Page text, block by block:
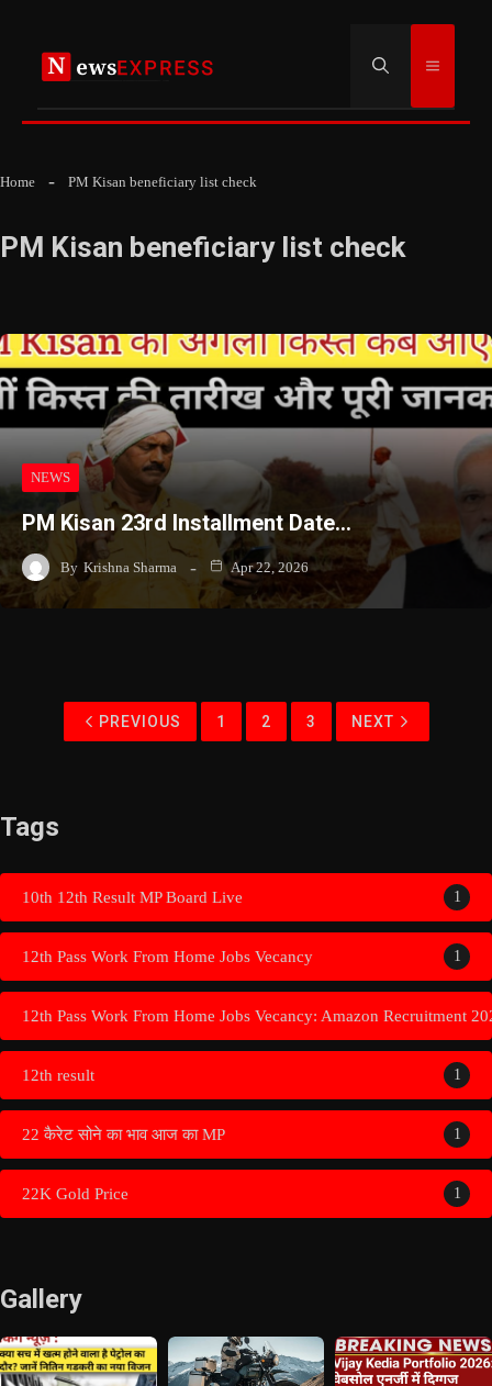
content
Menu
Home PM Kisan beneficiary list check
PM Kisan beneficiary list check
NEWS
PM Kisan 23rd Installment Date…
By Krishna Sharma Apr 22, 2026
PREVIOUS 1 2 3 NEXT
Tags
10th 12th Result MP Board Live 1
12th Pass Work From Home Jobs Vecancy 1
12th Pass Work From Home Jobs Vecancy: Amazon Recruitment
12th result 1
22 कैरेट सोने का भाव आज का MP 1
22K Gold Price 1
Gallery